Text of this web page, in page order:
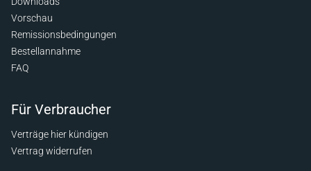
Vorschau
Remissionsbedingungen
Bestellannahme
FAQ
Für Verbraucher
Verträge hier kündigen
Vertrag widerrufen